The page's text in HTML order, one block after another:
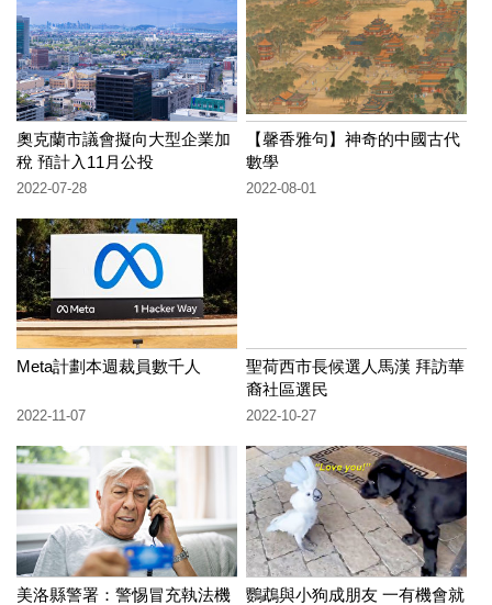
奧克蘭市議會擬向大型企業加
稅 預計入11月公投
2022-07-28
【馨香雅句】神奇的中國古代
數學
2022-08-01
Meta計劃本週裁員數千人
2022-11-07
聖荷西市長候選人馬漢 拜訪華
裔社區選民
2022-10-27
美洛縣警署：警惕冒充執法機
鸚鵡與小狗成朋友 一有機會就